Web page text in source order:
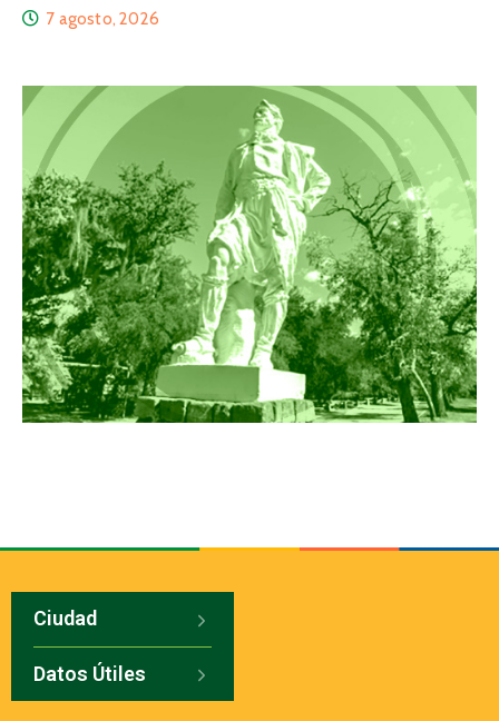
7 agosto, 2026
Ciudad
Datos Útiles